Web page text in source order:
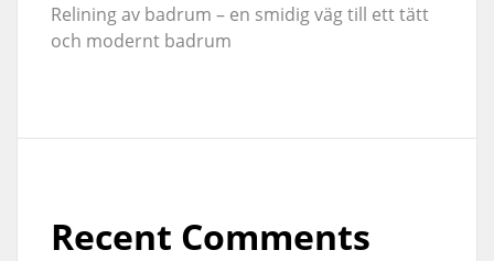
Relining av badrum – en smidig väg till ett tätt
och modernt badrum
Recent Comments